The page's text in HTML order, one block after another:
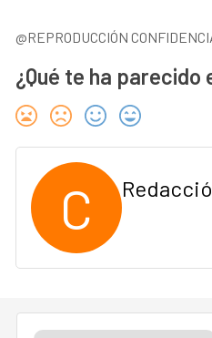
@REPRODUCCIÓN
¿Qué te ha
C